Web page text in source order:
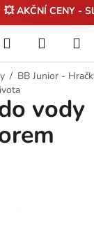
💥 AKČNÍ CENY -
Hledat
KOŠÍK
/ BB Junior -
vody